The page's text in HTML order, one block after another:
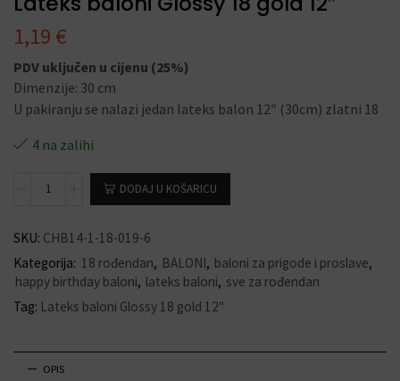
1,19 €
PDV uključen u cijenu (25%)
Dimenzije: 30 cm
U pakiranju se nalazi jedan lateks balon 12″ (30cm) zlatni 18
4 na zalihi
DODAJ U KOŠARICU
SKU: CHB14-1-18-019-6
Kategorija: 18 rođendan, BALONI, baloni za prigode i proslave,
happy birthday baloni, lateks baloni, sve za rođendan
Tag: Lateks baloni Glossy 18 gold 12"
OPIS